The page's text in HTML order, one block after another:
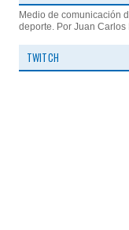
Medio de comunicación
deporte. Por Juan
TWITCH